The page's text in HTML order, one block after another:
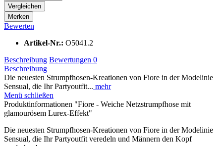
Vergleichen
Merken
Bewerten
Artikel-Nr.: O5041.2
Beschreibung Bewertungen 0
Beschreibung
Die neuesten Strumpfhosen-Kreationen von Fiore in der Modelinie
Sensual, die Ihr Partyoutfit... mehr
Menü schließen
Produktinformationen "Fiore - Weiche Netzstrumpfhose mit
glamourösem Lurex-Effekt"
Die neuesten Strumpfhosen-Kreationen von Fiore in der Modelinie
Sensual, die Ihr Partyoutfit veredeln und Männern den Kopf